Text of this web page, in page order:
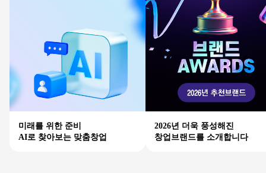
미래를 위한 준비
AI로 찾아보는 맞춤창업
2026년 더욱 풍성해진
창업브랜드를 소개합니다